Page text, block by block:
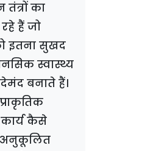
का
हैं जो
इतना सुखद
स्वास्थ्य
बनाते हैं।
कैसे
अनुकूलित